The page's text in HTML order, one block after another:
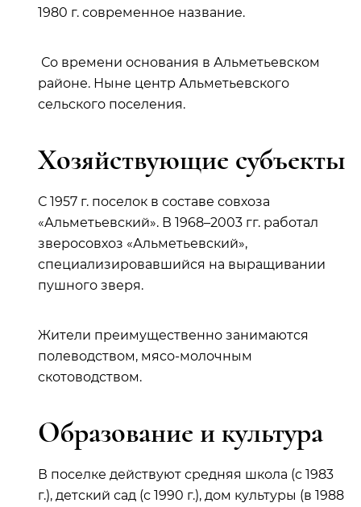
1980 г. современное название.
Со времени основания в Альметьевском
районе. Ныне центр Альметьевского
сельского поселения.
Хозяйствующие субъекты
С 1957 г. поселок в составе совхоза
«Альметьевский». В 1968–2003 гг. работал
зверосовхоз «Альметьевский»,
специализировавшийся на выращивании
пушного зверя.
Жители преимущественно занимаются
полеводством, мясо-молочным
скотоводством.
Образование и культура
В поселке действуют средняя школа (с 1983
г.), детский сад (с 1990 г.), дом культуры (в 1988